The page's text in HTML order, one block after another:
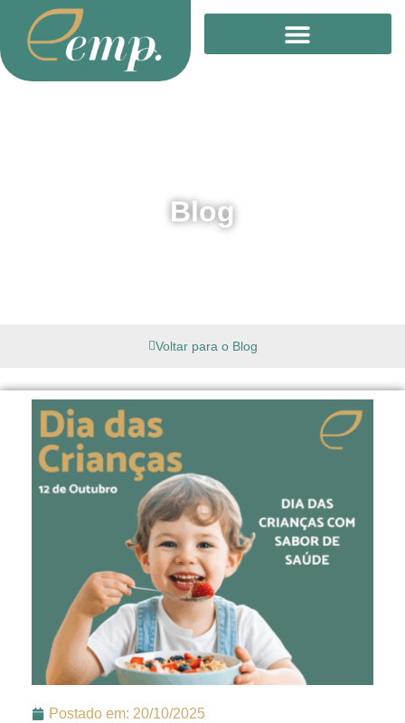
Blog
Voltar para o Blog
Postado em: 20/10/2025